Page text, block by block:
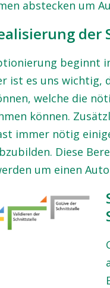
abstecken um
der
beginnt
ist es uns wichtig,
welche die
können.
immer nötig
Diese
um einen